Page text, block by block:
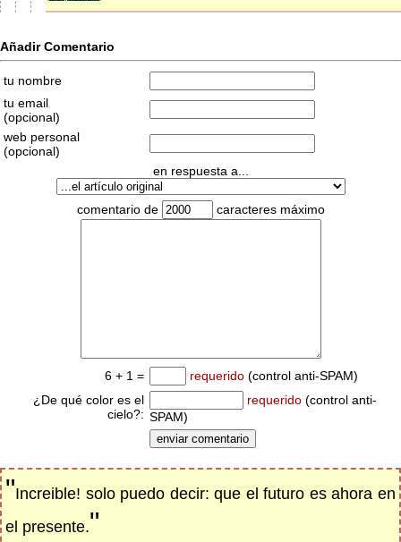
Añadir Comentario
tu nombre
tu email
(opcional)
web personal
(opcional)
en respuesta a...
comentario de caracteres máximo
6 + 1 = requerido (control anti-SPAM)
¿De qué color es el
cielo?:
requerido (control anti-
SPAM)
"Increible! solo puedo decir: que el futuro es ahora en
el presente."